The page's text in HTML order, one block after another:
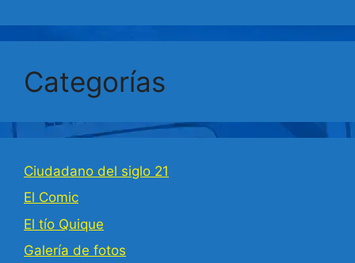
Categorías
Ciudadano del siglo 21
El Comic
El tío Quique
Galería de fotos